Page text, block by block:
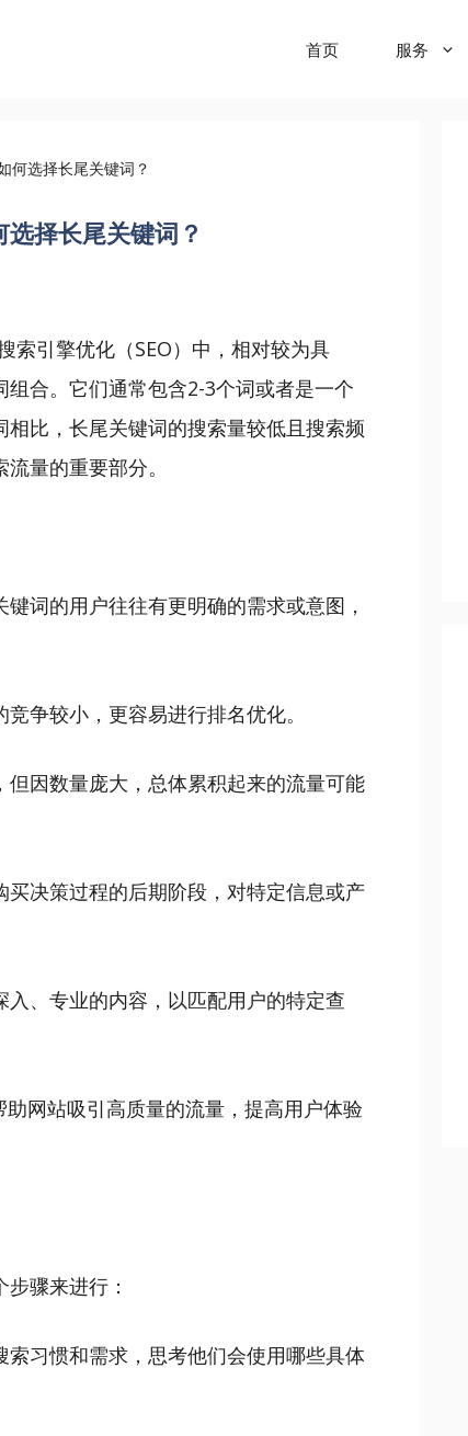
首页 服务
何选择长尾关键词？
择长尾关键词？
引擎优化（SEO）中，相对较为具
合。它们通常包含2-3个词或者是一个
比，长尾关键词的搜索量较低且搜索频
量的重要部分。
词的用户往往有更明确的需求或意图，
争较小，更容易进行排名优化。
因数量庞大，总体累积起来的流量可能
决策过程的后期阶段，对特定信息或产
、专业的内容，以匹配用户的特定查
网站吸引高质量的流量，提高用户体验
骤来进行：
习惯和需求，思考他们会使用哪些具体